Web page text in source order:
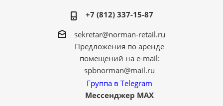
+7 (812) 337-15-87
sekretar@norman-retail.ru
Предложения по аренде
помещений на e-mail:
spbnorman@mail.ru
Группа в Telegram
Мессенджер MAX